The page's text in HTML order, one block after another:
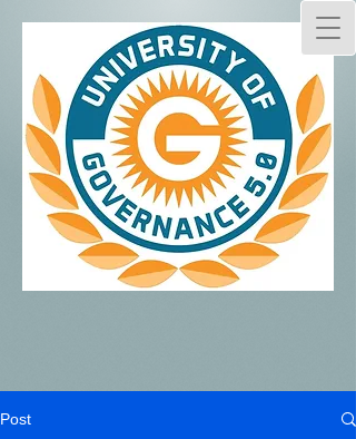
Post